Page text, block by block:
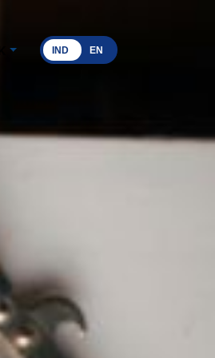
IND EN